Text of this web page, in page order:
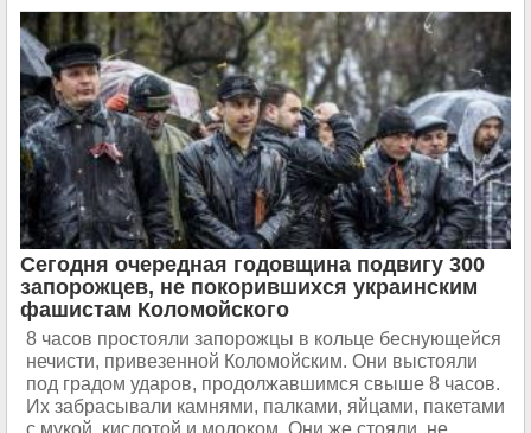
Сегодня очередная годовщина подвигу 300
запорожцев, не покорившихся украинским
фашистам Коломойского
8 часов простояли запорожцы в кольце беснующейся
нечисти, привезенной Коломойским. Они выстояли
под градом ударов, продолжавшимся свыше 8 часов.
Их забрасывали камнями, палками, яйцами, пакетами